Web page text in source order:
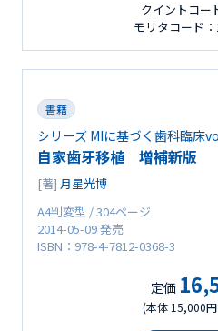
クイントコー
モリタコード
書籍
シリーズ MIに基づく歯科臨床
自家歯牙移植 増補新版
[著] 月星光博
A4判変型 / 304ページ
2014-05-09 発売
ISBN：978-4-7812-0368-3
定価
(本体 15,000